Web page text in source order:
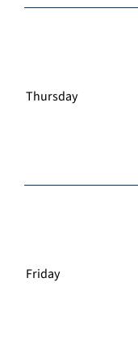
Thursday
Friday